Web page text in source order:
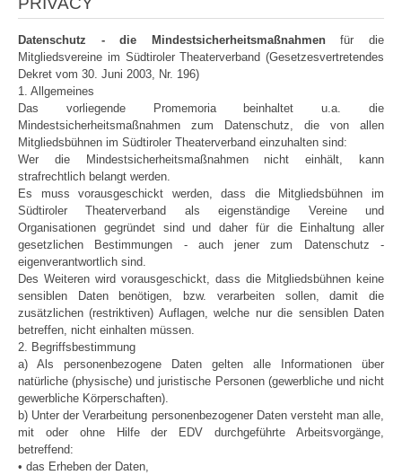
Datenschutz - die Mindestsicherheitsmaßnahmenfür die
Mitgliedsvereine im Südtiroler Theaterverband (Gesetzesvertretendes
Dekret vom 30. Juni 2003, Nr. 196)
1. Allgemeines
Das vorliegende Promemoria beinhaltet u.a. die
Mindestsicherheitsmaßnahmen zum Datenschutz, die von allen
Mitgliedsbühnen im Südtiroler Theaterverband einzuhalten sind:
Wer die Mindestsicherheitsmaßnahmen nicht einhält, kann
strafrechtlich belangt werden.
Es muss vorausgeschickt werden, dass die Mitgliedsbühnen im
Südtiroler Theaterverband als eigenständige Vereine und
Organisationen gegründet sind und daher für die Einhaltung aller
gesetzlichen Bestimmungen - auch jener zum Datenschutz -
eigenverantwortlich sind.
Des Weiteren wird vorausgeschickt, dass die Mitgliedsbühnen keine
sensiblen Daten benötigen, bzw. verarbeiten sollen, damit die
zusätzlichen (restriktiven) Auflagen, welche nur die sensiblen Daten
betreffen, nicht einhalten müssen.
2. Begriffsbestimmung
a) Als personenbezogene Daten gelten alle Informationen über
natürliche (physische) und juristische Personen (gewerbliche und nicht
gewerbliche Körperschaften).
b) Unter der Verarbeitung personenbezogener Daten versteht man alle,
mit oder ohne Hilfe der EDV durchgeführte Arbeitsvorgänge,
betreffend:
• das Erheben der Daten,